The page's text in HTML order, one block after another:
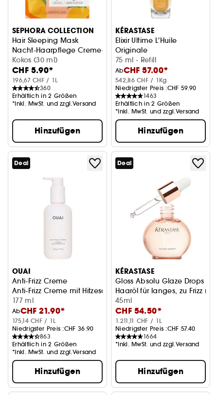
SEPHORA COLLECTION
Hair Sleeping Mask
Nacht-Haarpflege Creme-Maske + Haube
Kokos (30 ml)
CHF 5.90*
196,67 CHF / 1L
360
Erhältlich in 2 Größen
*Inkl. MwSt. und zzgl.Versand
Hinzufügen
KÉRASTASE
Elixir Ultime L'Huile
Originale
Nachfüllbar
75 ml - Refill
AbCHF 57.00*
542,86 CHF / 1Kg
Niedrigster Preis :CHF 59.90
1463
Erhältlich in 2 Größen
*Inkl. MwSt. und zzgl.Versand
Hinzufügen
Deal
OUAI
Anti-Frizz Creme
Anti-Frizz Creme mit Hitzeschutz
177 ml
AbCHF 21.90*
175,14 CHF / 1L
Niedrigster Preis :CHF 36.90
863
Erhältlich in 2 Größen
*Inkl. MwSt. und zzgl.Versand
Hinzufügen
Deal
KÉRASTASE
Gloss Absolu Glaze Drops
Haaröl für langes, zu Frizz
45ml
CHF 54.50*
1.211,11 CHF / 1L
Niedrigster Preis :CHF 57.40
1664
*Inkl. MwSt. und zzgl.Versand
Hinzufügen